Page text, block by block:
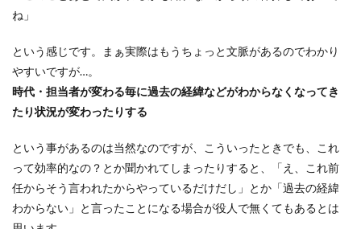
ね」
という感じです。まぁ実際はもうちょっと文脈があるのでわかり
やすいですが…。
時代・担当者が変わる毎に過去の経緯などがわからなくなってき
たり状況が変わったりする
という事があるのは当然なのですが、こういったときでも、これ
って効率的なの？とか聞かれてしまったりすると、「え、これ前
任からそう言われたからやっているだけだし」とか「過去の経緯
わからない」と言ったことになる場合が役人で無くてもあるとは